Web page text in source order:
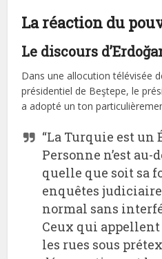
La réaction du
Le discours
Dans une allocution télévisée
présidentiel de Beştepe, le
a adopté un ton
“La Turquie est un
Personne n’est au-
quelle que soit sa
enquêtes
normal sans
Ceux qui
les rues sous